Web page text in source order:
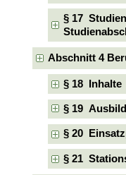
§ 17
Abschnitt 4
§ 18 Inhalte
§ 19
§ 20
§ 21